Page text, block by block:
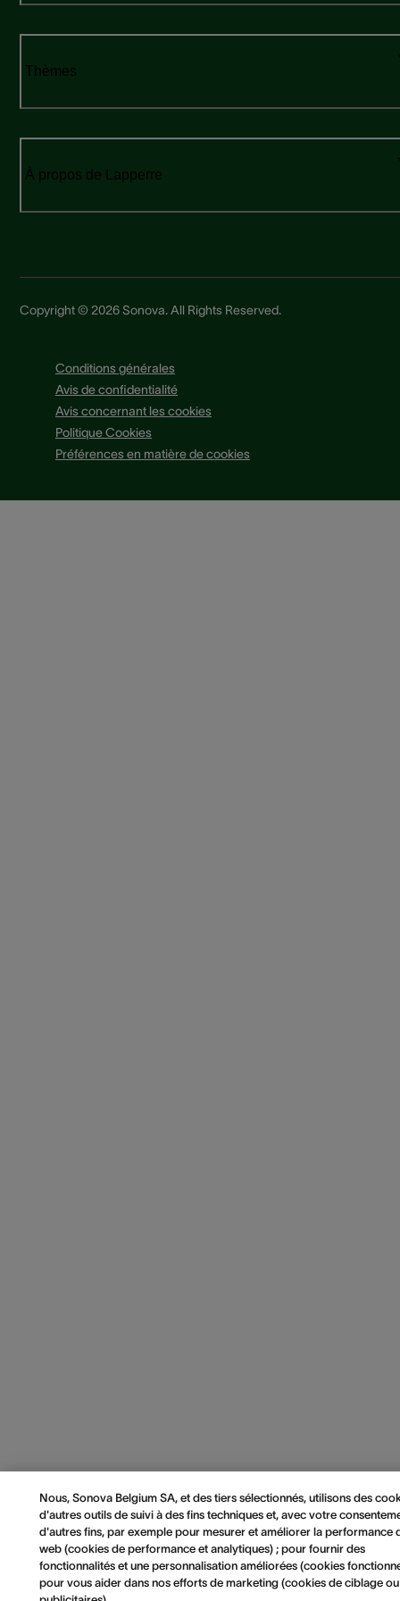
Thèmes
À propos de Lapperre
Copyright © 2026 Sonova. All Rights Reserved.
Conditions générales
Avis de confidentialité
Avis concernant les cookies
Politique Cookies
Préférences en matière de cookies
Nous, Sonova Belgium SA, et des tiers sélectionnés, utilisons des
d'autres outils de suivi à des fins techniques et, avec votre
d'autres fins, par exemple pour mesurer et améliorer la performance
web (cookies de performance et analytiques) ; pour fournir des
fonctionnalités et une personnalisation améliorées (cookies
pour vous aider dans nos efforts de marketing (cookies de ciblage ou